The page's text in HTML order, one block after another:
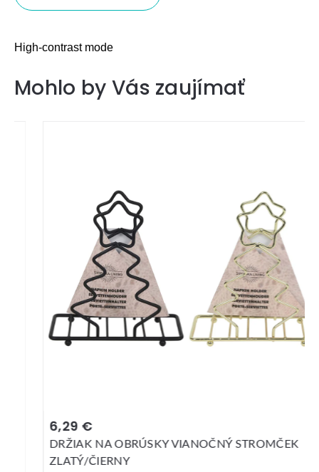
High-contrast mode
Mohlo by Vás zaujímať
6,29 €
DRŽIAK NA OBRÚSKY VIANOČNÝ STROMČEK
ZLATÝ/ČIERNY